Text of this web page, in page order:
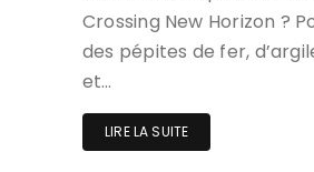
Crossing New Horizon ?
des pépites de fer,
et…
LIRE LA SUITE